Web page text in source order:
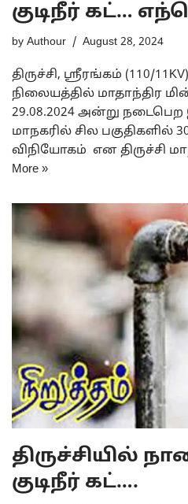
குடிநீர் கட்…
by Authour August 28, 2024
திருச்சி, ஸ்ரீரங்கம் (110/
நிலையத்தில் மாதாந்திர
29.08.2024 அன்று நடைபெற
மாநகரில் சில பகுதிகளில்
விநியோகம் என திருச்சி
More »
திருச்சியில்
குடிநீர் கட்….